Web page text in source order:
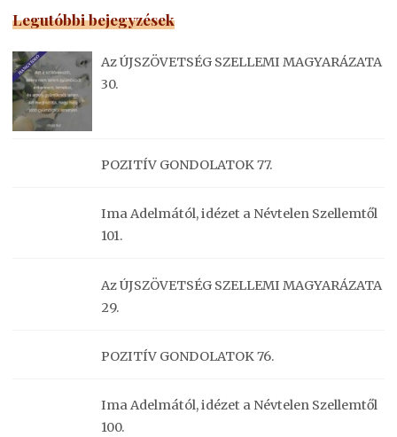
Legutóbbi bejegyzések
Az ÚJSZÖVETSÉG SZELLEMI MAGYARÁZATA
30.
POZITÍV GONDOLATOK 77.
Ima Adelmától, idézet a Névtelen Szellemtől
101.
Az ÚJSZÖVETSÉG SZELLEMI MAGYARÁZATA
29.
POZITÍV GONDOLATOK 76.
Ima Adelmától, idézet a Névtelen Szellemtől
100.